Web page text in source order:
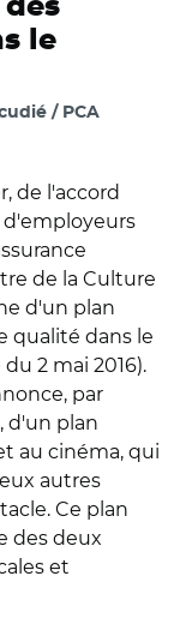
le
/ PCA
de l'accord
d'employeurs
de la Culture
d'un plan
qualité dans le
2 mai 2016).
par
d'un plan
au cinéma, qui
autres
Ce plan
des deux
et